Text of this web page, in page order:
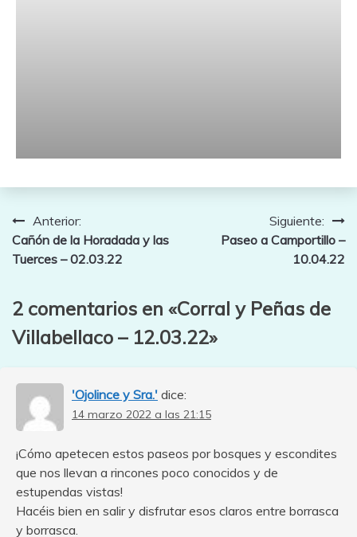
Navegación
de
Anterior:
Cañón de la Horadada y las
Tuerces – 02.03.22
Siguiente:
Paseo a Camportillo –
10.04.22
2 comentarios en «Corral y Peñas de
Villabellaco – 12.03.22»
'Ojolince y Sra.' dice:
14 marzo 2022 a las 21:15
¡Cómo apetecen estos paseos por bosques y escondites
que nos llevan a rincones poco conocidos y de
estupendas vistas!
Hacéis bien en salir y disfrutar esos claros entre borrasca
y borrasca.